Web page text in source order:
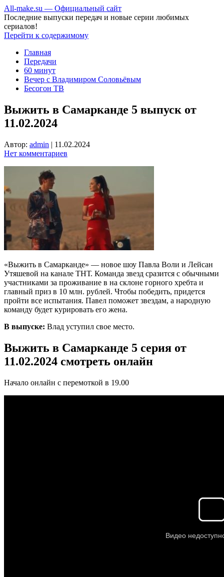
All-make.su — Официальный сайт
Последние выпуски передач и новые серии любимых
сериалов!
Перейти к содержимому
Главная
Передачи
60 минут
Вечер с Владимиром Соловьёвым
Бесогон ТВ
Выжить в Самарканде 5 выпуск от
11.02.2024
Автор: admin | 11.02.2024
Нет комментариев
«Выжить в Самарканде» — новое шоу Павла Воли и Лейсан
Утяшевой на канале ТНТ. Команда звезд сразится с обычными
участниками за проживание в на склоне горного хребта и
главный приз в 10 млн. рублей. Чтобы победить, придется
пройти все испытания. Павел поможет звездам, а народную
команду будет курировать его жена.
В выпуске: Влад уступил свое место.
Выжить в Самарканде 5 серия от
11.02.2024 смотреть онлайн
Начало онлайн с перемоткой в 19.00